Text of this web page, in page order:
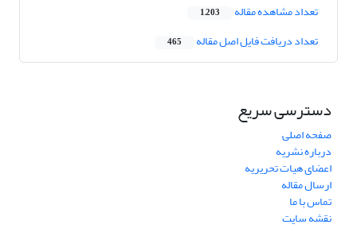
تعداد مشاهده مقاله 1,203
تعداد دریافت فایل اصل مقاله 465
دسترسی سریع
صفحه اصلی
درباره نشریه
اعضای هیات تحریریه
ارسال مقاله
تماس با ما
نقشه سایت